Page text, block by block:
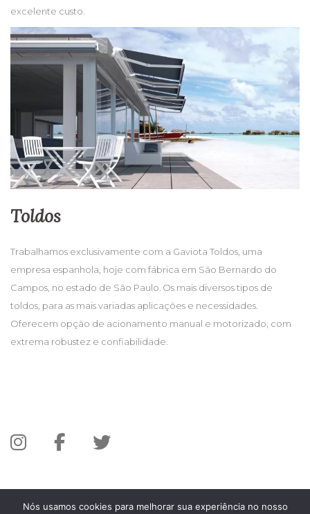
excelente custo.
Toldos
Trabalhamos exclusivamente com a Gaviota Toldos, uma
empresa espanhola, hoje com fábrica em São Bernardo do
Campos, no estado de São Paulo. Os mais diversos tipos de
toldos, para as mais variadas aplicações e necessidades.
Oferecem opção de acionamento manual e motorizado, com
extrema robustez e confiabilidade.
Nós usamos cookies para melhorar sua experiência no nosso